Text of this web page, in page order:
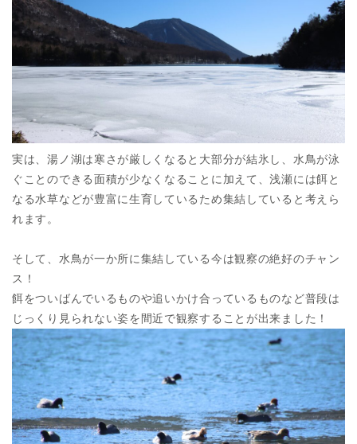
実は、湯ノ湖は寒さが厳しくなると大部分が結氷し、水鳥が泳
ぐことのできる面積が少なくなることに加えて、浅瀬には餌と
なる水草などが豊富に生育しているため集結していると考えら
れます。
そして、水鳥が一か所に集結している今は観察の絶好のチャン
ス！
餌をついばんでいるものや追いかけ合っているものなど普段は
じっくり見られない姿を間近で観察することが出来ました！